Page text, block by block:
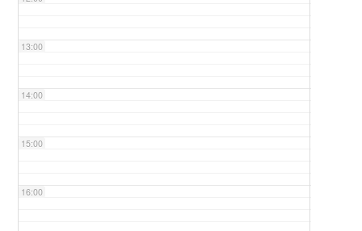
13:00
14:00
15:00
16:00